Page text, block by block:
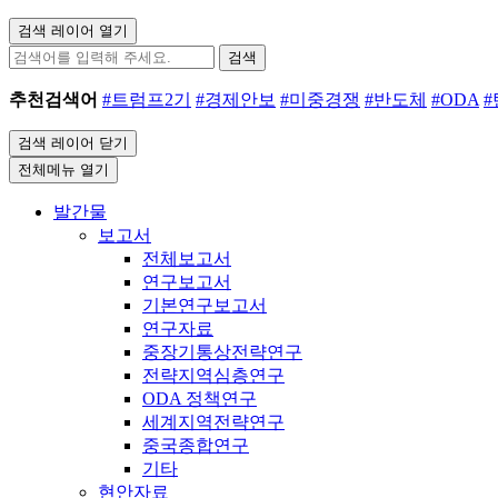
검색 레이어 열기
검색
추천검색어 #트럼프2기 #경제안보 #미중경쟁 #반도체 #ODA #
검색 레이어 닫기
전체메뉴 열기
발간물
보고서
전체보고서
연구보고서
기본연구보고서
연구자료
중장기통상전략연구
전략지역심층연구
ODA 정책연구
세계지역전략연구
중국종합연구
기타
현안자료